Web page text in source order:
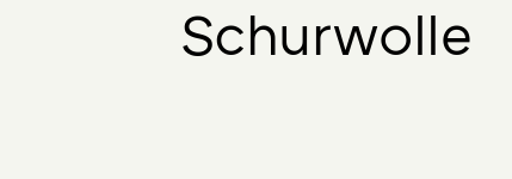
Schurwolle